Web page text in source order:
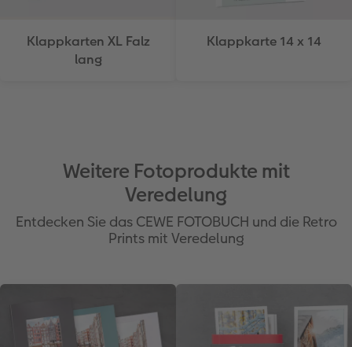
Klappkarten XL Falz
lang
Klappkarte 14 x 14
Weitere Fotoprodukte mit
Veredelung
Entdecken Sie das CEWE FOTOBUCH und die Retro
Prints mit Veredelung